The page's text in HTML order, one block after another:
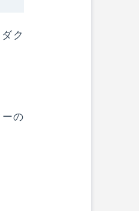
ク
の